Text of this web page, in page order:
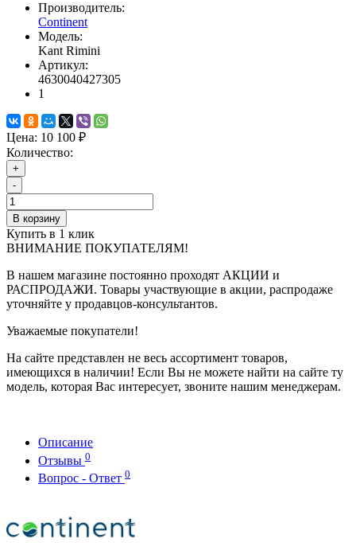
Производитель:
Continent
Модель:
Kant Rimini
Артикул:
4630040427305
1
Цена: 10 100 ₽
Количество:
+
-
В корзину
Купить в 1 клик
ВНИМАНИЕ ПОКУПАТЕЛЯМ!
В нашем магазине постоянно проходят АКЦИИ и
РАСПРОДАЖИ. Товары участвующие в акции, распродаже
уточняйте у продавцов-консультантов.
Уважаемые покупатели!
На сайте представлен не весь ассортимент товаров,
имеющихся в наличии! Если Вы не можете найти на сайте ту
модель, которая Вас интересует, звоните нашим менеджерам.
Описание
Отзывы 0
Вопрос - Ответ 0